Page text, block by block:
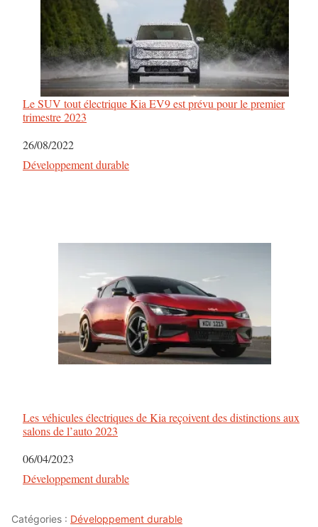
Le SUV tout électrique Kia EV9 est prévu pour le premier
trimestre 2023
Date
26/08/2022
Par rapport à
Développement durable
Les véhicules électriques de Kia reçoivent des distinctions aux
salons de l’auto 2023
Date
06/04/2023
Par rapport à
Développement durable
Catégories : Développement durable